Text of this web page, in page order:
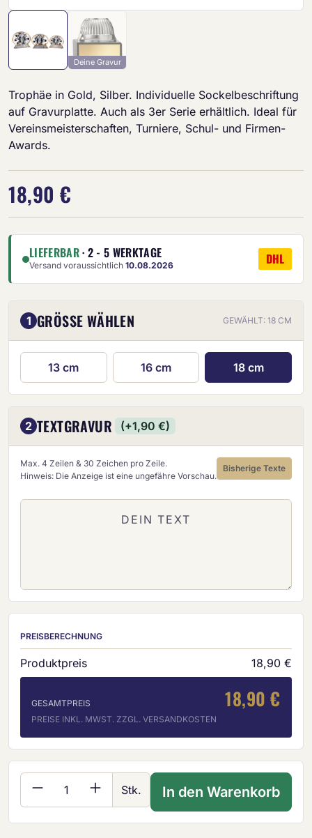
Deine Gravur
Trophäe in Gold, Silber. Individuelle Sockelbeschriftung
auf Gravurplatte. Auch als 3er Serie erhältlich. Ideal für
Vereinsmeisterschaften, Turniere, Schul- und Firmen-
Awards.
18,90 €
LIEFERBAR· 2 - 5 WERKTAGE
Versand voraussichtlich 10.08.2026 DHL
1 GRÖSSE WÄHLEN GEWÄHLT: 18 CM
13 cm 16 cm 18 cm
2 TEXTGRAVUR (+1,90 €)
Max. 4 Zeilen & 30 Zeichen pro Zeile.
Hinweis: Die Anzeige ist eine ungefähre Vorschau.
Bisherige Texte
PREISBERECHNUNG
Produktpreis 18,90 €
GESAMTPREIS 18,90 €
PREISE INKL. MWST. ZZGL. VERSANDKOSTEN
Produkt Anzahl: Gib den gewünschten
Stk. In den Warenkorb